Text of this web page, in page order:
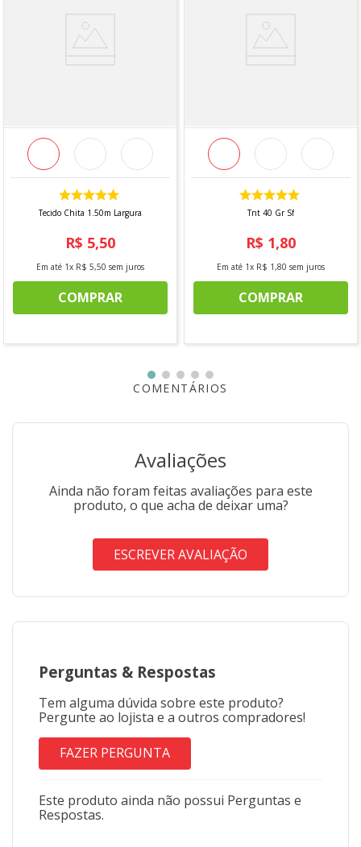
- Não lavar ou sacar em máquina;
- Não passar;
- Não alvejar.
INFORMAÇÕES ADICIONAIS
Vendido a cada 1,00 metro com largura fixa de 1,37 mts.
*Caso seja solicitado 2 mts, será enviado metragem
corrida, sem cortes, com largura fixa 1,37.
*Imagem meramente ilustrativa, podendo conter
diferenças de tonalidade com relação a realidade. Isso
ocorre de acordo com a configuração de cada monitor e
exposição do produto à luz.
"
Tecido Chita 1.50m Largura
R$ 5,50
Em até 1x R$ 5,50 sem juros
COMPRAR
Tnt 40 Gr Sf
R$ 1,80
Em até 1x R$ 1,80 sem juros
COMPRAR
COMENTÁRIOS
Avaliações
Ainda não foram feitas avaliações para este
produto, o que acha de deixar uma?
ESCREVER AVALIAÇÃO
Perguntas & Respostas
Tem alguma dúvida sobre este produto?
Pergunte ao lojista e a outros compradores!
FAZER PERGUNTA
Este produto ainda não possui Perguntas e
Respostas.